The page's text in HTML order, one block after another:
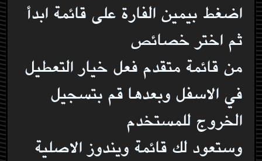
اضغط بيمين الفارة على قائمة ابدأ
ثم اختر خصائص
من قائمة متقدم فعل خيار التعطيل
في الاسفل وبعدها قم بتسجيل
الخروج للمستخدم
وستعود لك قائمة ويندوز الاصلية